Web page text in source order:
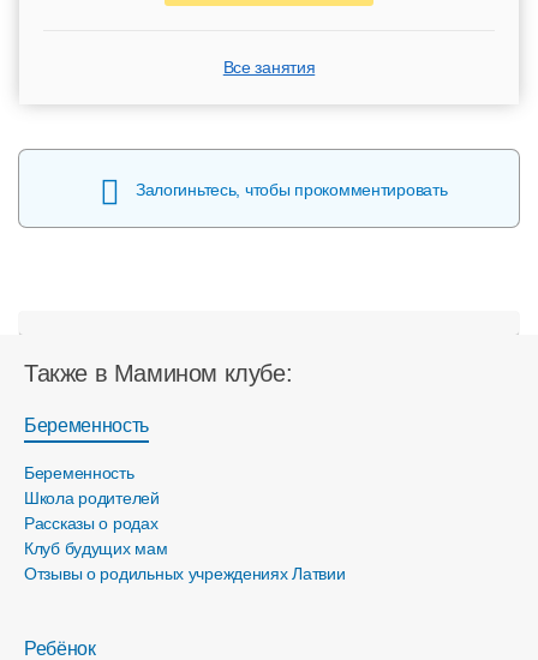
Все занятия
Залогиньтесь, чтобы прокомментировать
Также в Мамином клубе:
Беременность
Беременность
Школа родителей
Рассказы о родах
Клуб будущих мам
Отзывы о родильных учреждениях Латвии
Ребёнок